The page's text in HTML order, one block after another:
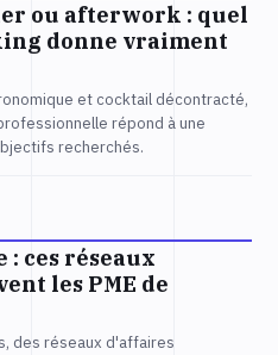
ou afterwork : quel
donne vraiment
et cocktail décontracté,
répond à une
recherchés.
ces réseaux
les PME de
des réseaux d'affaires